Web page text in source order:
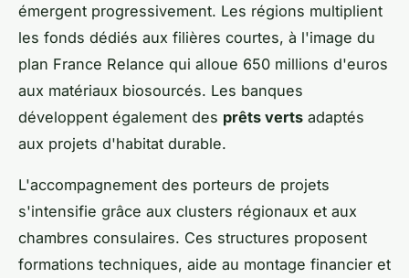
émergent progressivement. Les régions multiplient
les fonds dédiés aux filières courtes, à l'image du
plan France Relance qui alloue 650 millions d'euros
aux matériaux biosourcés. Les banques
développent également des prêts verts adaptés
aux projets d'habitat durable.
L'accompagnement des porteurs de projets
s'intensifie grâce aux clusters régionaux et aux
chambres consulaires. Ces structures proposent
formations techniques, aide au montage financier et